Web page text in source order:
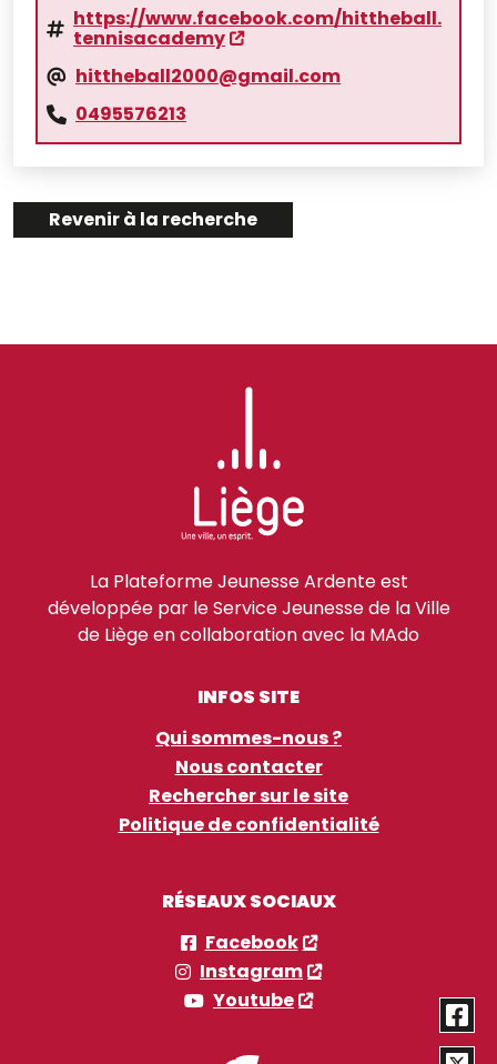
https://www.facebook.com/hittheball.
tennisacademy
hittheball2000@gmail.com
0495576213
Revenir à la recherche
La Plateforme Jeunesse Ardente est
développée par le Service Jeunesse de la Ville
de Liège en collaboration avec la MAdo
INFOS SITE
Qui sommes-nous ?
Nous contacter
Rechercher sur le site
Politique de confidentialité
RÉSEAUX SOCIAUX
Facebook
Instagram
Youtube